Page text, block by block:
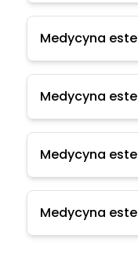
Medycyna
Medycyna
Medycyna
Medycyna